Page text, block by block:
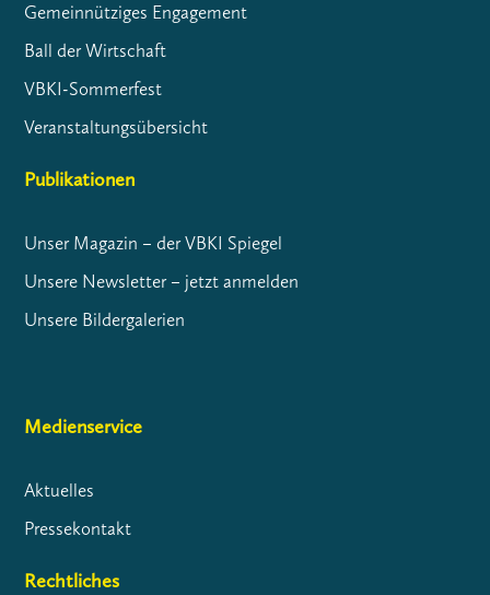
Gemeinnütziges Engagement
Ball der Wirtschaft
VBKI-Sommerfest
Veranstaltungsübersicht
Publikationen
Unser Magazin – der VBKI Spiegel
Unsere Newsletter – jetzt anmelden
Unsere Bildergalerien
Medienservice
Aktuelles
Pressekontakt
Rechtliches